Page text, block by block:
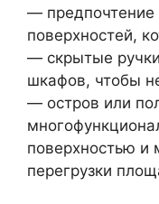
— предпочтение
поверхностей,
— скрытые
шкафов, чтобы
— остров или
поверхностью и
перегрузки